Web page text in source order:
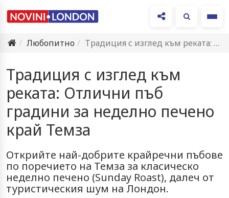
Любопитно
Традиция с изглед към реката: Отлични пъб градини за неделно…
Традиция с изглед към
реката: Отлични пъб
градини за неделно печено
край Темза
Открийте най-добрите крайречни пъбове
по поречието на Темза за класическо
неделно печено (Sunday Roast), далеч от
туристическия шум на Лондон.